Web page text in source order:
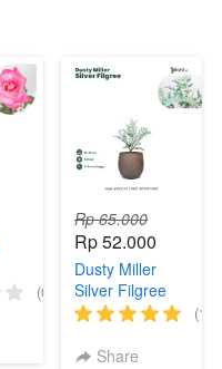
(0)
Rp 65.000
Rp 52.000
Dusty Miller
Silver Filgree
(1)
Share